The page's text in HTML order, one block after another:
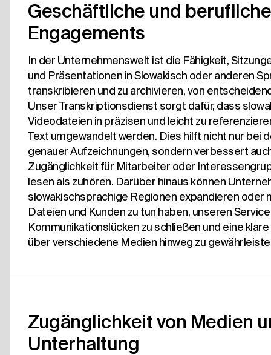
Geschäftliche und berufliche
Engagements
In der Unternehmenswelt ist die Fähigkeit,
und Präsentationen in Slowakisch oder anderen
transkribieren und zu archivieren, von
Unser Transkriptionsdienst sorgt dafür, dass
Videodateien in präzisen und leicht zu
Text umgewandelt werden. Dies hilft nicht nur bei
genauer Aufzeichnungen, sondern verbessert
Zugänglichkeit für Mitarbeiter oder
lesen als zuhören. Darüber hinaus können
slowakischsprachige Regionen expandieren oder
Dateien und Kunden zu tun haben, unseren
Kommunikationslücken zu schließen und eine
über verschiedene Medien hinweg zu
Zugänglichkeit von Medien
Unterhaltung